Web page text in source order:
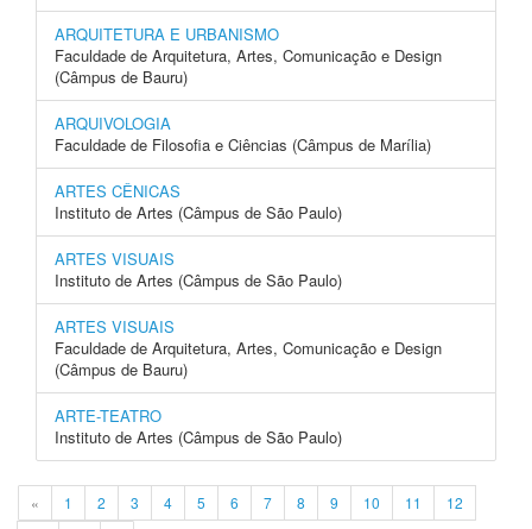
ARQUITETURA E URBANISMO
Faculdade de Arquitetura, Artes, Comunicação e Design
(Câmpus de Bauru)
ARQUIVOLOGIA
Faculdade de Filosofia e Ciências (Câmpus de Marília)
ARTES CÊNICAS
Instituto de Artes (Câmpus de São Paulo)
ARTES VISUAIS
Instituto de Artes (Câmpus de São Paulo)
ARTES VISUAIS
Faculdade de Arquitetura, Artes, Comunicação e Design
(Câmpus de Bauru)
ARTE-TEATRO
Instituto de Artes (Câmpus de São Paulo)
« 1 2 3 4 5 6 7 8 9 10 11
12